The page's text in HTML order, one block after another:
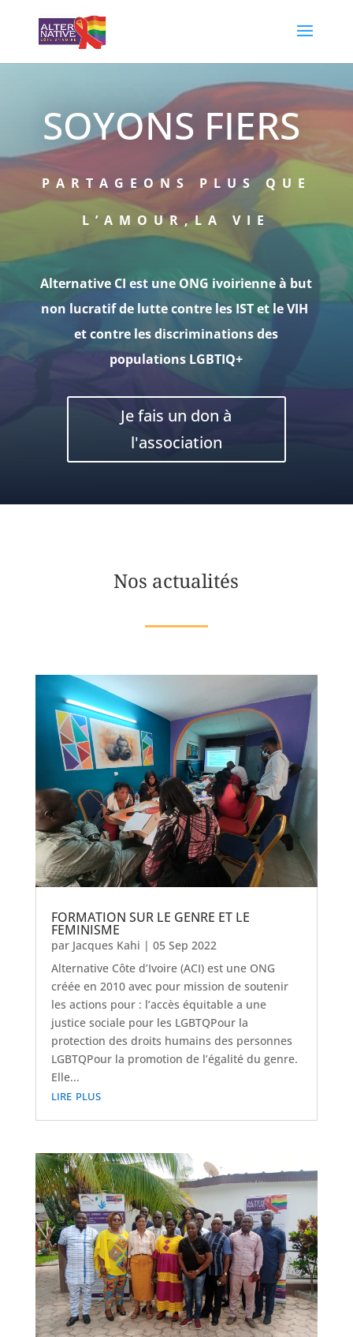
SOYONS FIERS
PARTAGEONS PLUS QUE
L’AMOUR,LA VIE
Alternative CI est une ONG ivoirienne à but
non lucratifde lutte contre les IST et le VIH
et contre les discriminations des
populations LGBTIQ+
Je fais un don à
l'association
Nos actualités
FORMATION SUR LE GENRE ET LE
FEMINISME
par Jacques Kahi | 05 Sep 2022
Alternative Côte d’Ivoire (ACI) est une ONG
créée en 2010 avec pour mission de soutenir
les actions pour : l’accès équitable a une
justice sociale pour les LGBTQPour la
protection des droits humains des personnes
LGBTQPour la promotion de l’égalité du genre.
Elle...
lire plus